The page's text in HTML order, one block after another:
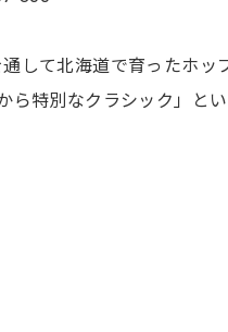
して北海道で育ったホッ
ら特別なクラシック」と